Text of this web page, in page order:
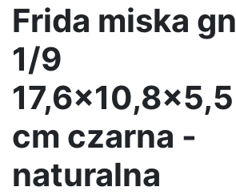
Frida miska gn
1/9
17,6x10,8x5,5
cm czarna -
naturalna